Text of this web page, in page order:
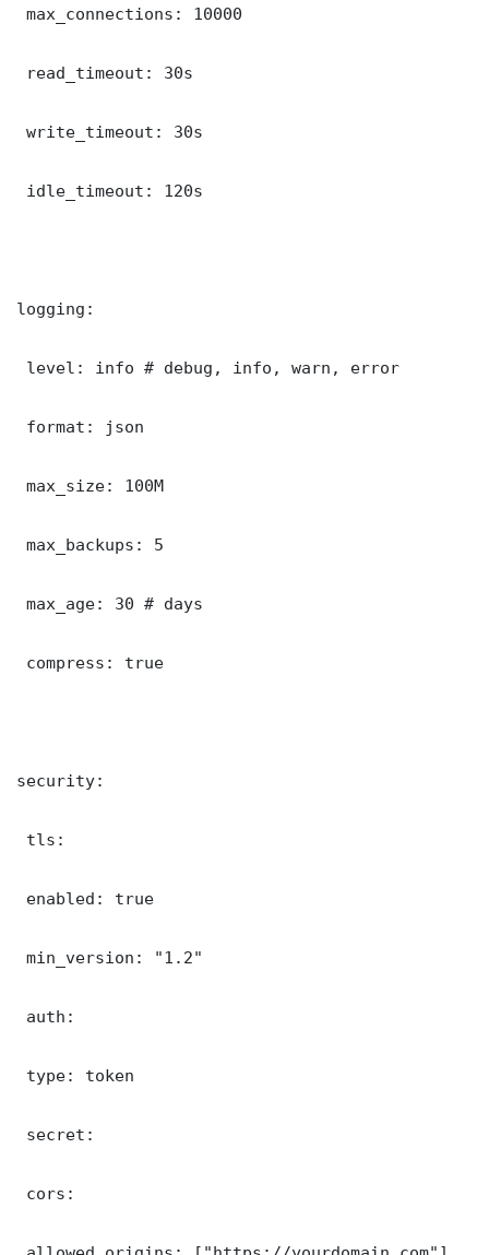
max_connections: 10000
read_timeout: 30s
write_timeout: 30s
idle_timeout: 120s
logging:
level: info # debug, info, warn, error
format: json
max_size: 100M
max_backups: 5
max_age: 30 # days
compress: true
security:
tls:
enabled: true
min_version: "1.2"
auth:
type: token
secret:
cors: